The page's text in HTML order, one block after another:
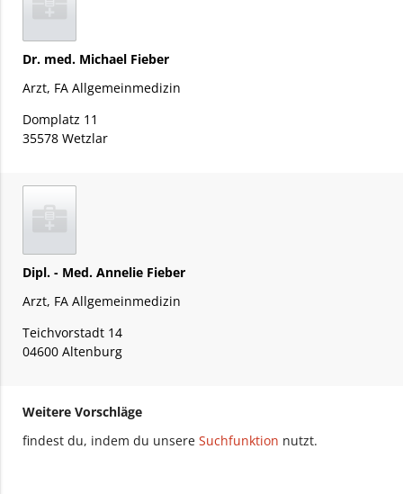
Dr. med. Michael Fieber
Arzt, FA Allgemeinmedizin
Domplatz 11
35578 Wetzlar
Dipl. - Med. Annelie Fieber
Arzt, FA Allgemeinmedizin
Teichvorstadt 14
04600 Altenburg
Weitere Vorschläge
findest du, indem du unsereSuchfunktion nutzt.